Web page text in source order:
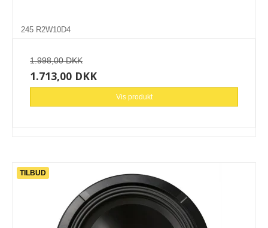
245 R2W10D4
1.998,00 DKK
1.713,00 DKK
Vis produkt
TILBUD